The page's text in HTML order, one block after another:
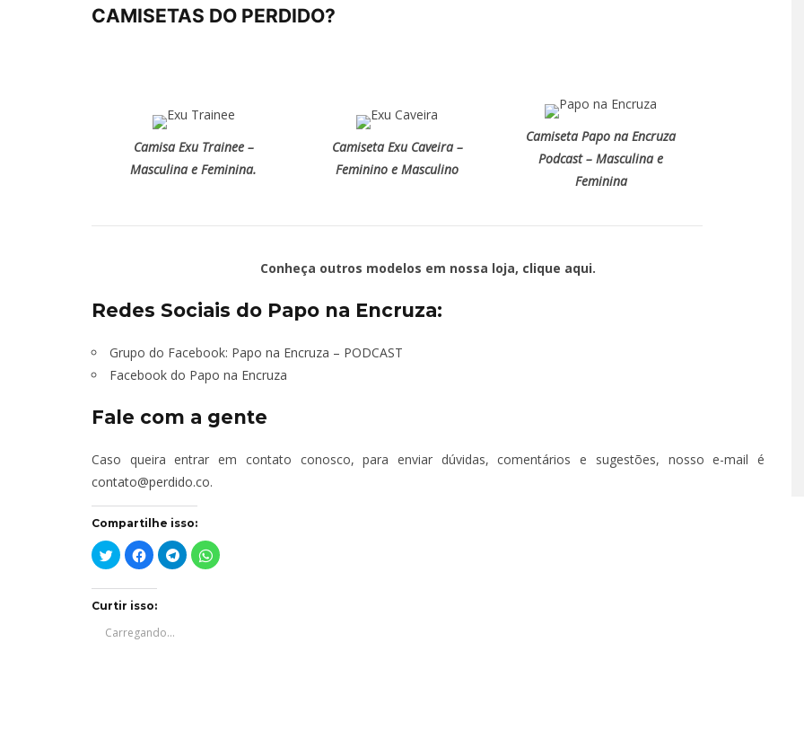
CAMISETAS DO PERDIDO?
Camisa Exu Trainee –
Masculina e Feminina.
Camiseta Exu Caveira –
Feminino e Masculino
Camiseta Papo na Encruza
Podcast – Masculina e
Feminina
Conheça outros modelos em nossa loja, clique aqui.
Redes Sociais do Papo na Encruza:
Grupo do Facebook: Papo na Encruza – PODCAST
Facebook do Papo na Encruza
Fale com a gente
Caso queira entrar em contato conosco, para enviar dúvidas, comentários e sugestões, nosso e-mail é
contato@perdido.co.
Compartilhe isso:
Clique
para
compartilhar
em
janela)
Clique
para
compartilhar
em
janela)
Clique
para
compartilhar
Clique
para
Curtir isso:
Carregando...
JUNHO 25, 2022